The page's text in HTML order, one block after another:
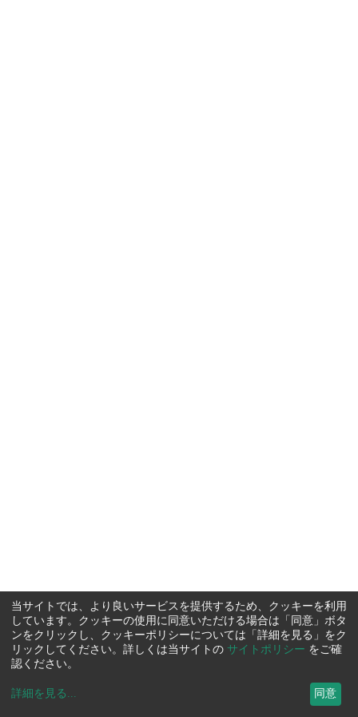
当サイトでは、より良いサービスを提供するため、クッキーを利用
しています。クッキーの使用に同意いただける場合は「同意」ボタ
ンをクリックし、クッキーポリシーについては「詳細を見る」をク
リックしてください。詳しくは当サイトの サイトポリシー をご確
認ください。
詳細を見る ... 同意